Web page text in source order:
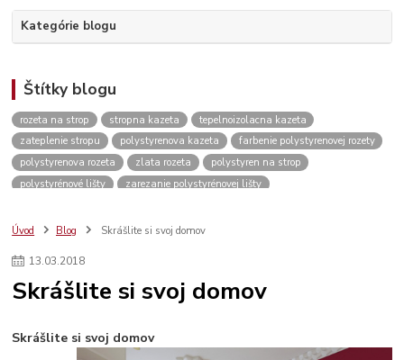
Kategórie blogu
Štítky blogu
rozeta na strop stropna kazeta
tepelnoizolacna kazeta
zateplenie stropu
polystyrenova kazeta
farbenie polystyrenovej rozety
polystyrenova rozeta
zlata rozeta
polystyren na strop
polystyrénové lišty
zarezanie polystyrénovej lišty
polystyrénové dekoračné lišty
polystyrénová rozeta
Úvod Blog Skrášlite si svoj domov
13.03.2018
Skrášlite si svoj domov
Skrášlite si svoj domov